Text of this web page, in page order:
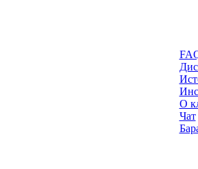
О
Чат